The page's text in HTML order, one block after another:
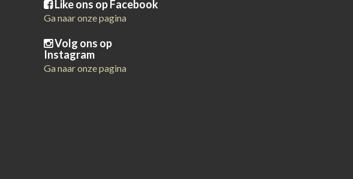
Like ons op Facebook
Ga naar onze pagina
Volg ons op
Instagram
Ga naar onze pagina